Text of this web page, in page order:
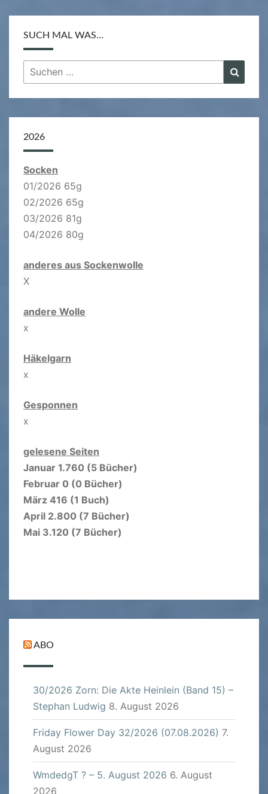
SUCH MAL WAS…
Suchen
nach:
2026
Socken
01/2026 65g
02/2026 65g
03/2026 81g
04/2026 80g
anderes aus Sockenwolle
X
andere Wolle
x
Häkelgarn
x
Gesponnen
x
gelesene Seiten
Januar 1.760 (5 Bücher)
Februar 0 (0 Bücher)
März 416 (1 Buch)
April 2.800 (7 Bücher)
Mai 3.120 (7 Bücher)
ABO
30/2026 Zorn: Die Akte Heinlein (Band 15) –
Stephan Ludwig 8. August 2026
Friday Flower Day 32/2026 (07.08.2026) 7.
August 2026
WmdedgT ? – 5. August 2026 6. August
2026